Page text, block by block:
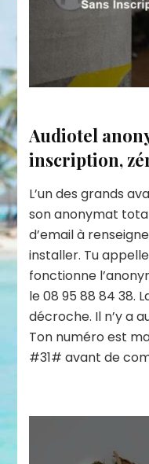
Audiotel
inscription,
L’un des grands
son anonymat
d’email à
installer. Tu
fonctionne
le 08 95 88 84 38.
décroche. Il n’y a
Ton numéro est
#31# avant de